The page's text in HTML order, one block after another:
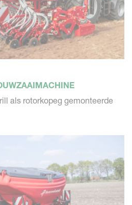
als rotorkopeg gemonteerde